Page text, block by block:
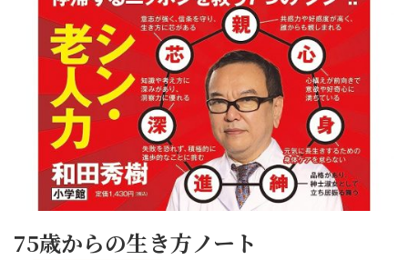
75歳からの生き方ノート